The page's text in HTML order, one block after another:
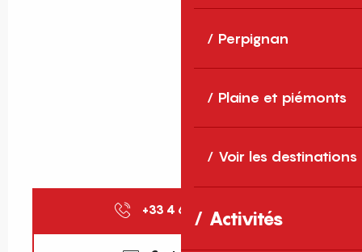
Perpignan
Plaine et piémonts
Voir les destinations
Activités
+33 4 68 04 79 ▒▒